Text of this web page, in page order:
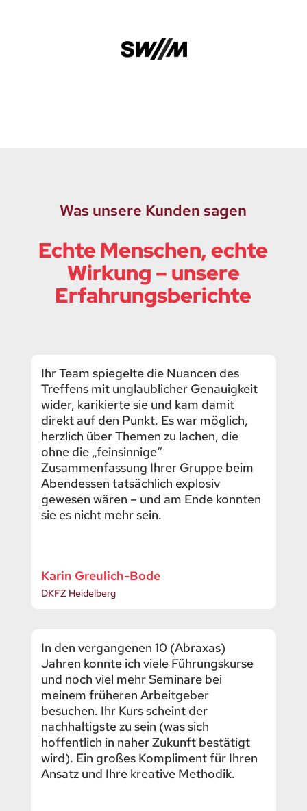
Was unsere Kunden sagen
Echte Menschen, echte
Wirkung – unsere
Erfahrungsberichte
Ihr Team spiegelte die Nuancen des
Treffens mit unglaublicher Genauigkeit
wider, karikierte sie und kam damit
direkt auf den Punkt. Es war möglich,
herzlich über Themen zu lachen, die
ohne die „feinsinnige“
Zusammenfassung Ihrer Gruppe beim
Abendessen tatsächlich explosiv
gewesen wären – und am Ende konnten
sie es nicht mehr sein.
Karin Greulich-Bode
DKFZ Heidelberg
In den vergangenen 10 (Abraxas)
Jahren konnte ich viele Führungskurse
und noch viel mehr Seminare bei
meinem früheren Arbeitgeber
besuchen. Ihr Kurs scheint der
nachhaltigste zu sein (was sich
hoffentlich in naher Zukunft bestätigt
wird). Ein großes Kompliment für Ihren
Ansatz und Ihre kreative Methodik.